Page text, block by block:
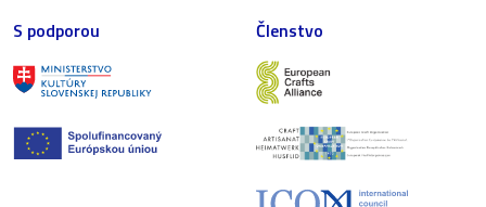
S podporou Členstvo